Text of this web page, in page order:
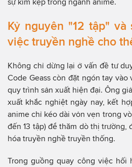
sự kìm kẹp trong ngành anime.
Kỷ nguyên "12 tập"
việc truyền nghề cho
Không chỉ dừng lại ở vấn đề tư
Code Geass còn đặt ngón tay
quy trình sản xuất hiện đại. Ông
xuất khắc nghiệt ngày nay, kết
anime chỉ kéo dài vỏn vẹn trong
đến 13 tập) để thăm dò thị trường,
hóa truyền nghề truyền thống.
Trong guồng quay công việc hối